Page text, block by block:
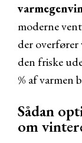
moderne
der
den friske
% af varmen
Sådan
om